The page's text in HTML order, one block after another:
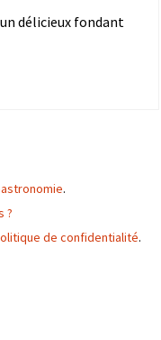
délicieux fondant
.
?
de confidentialité.